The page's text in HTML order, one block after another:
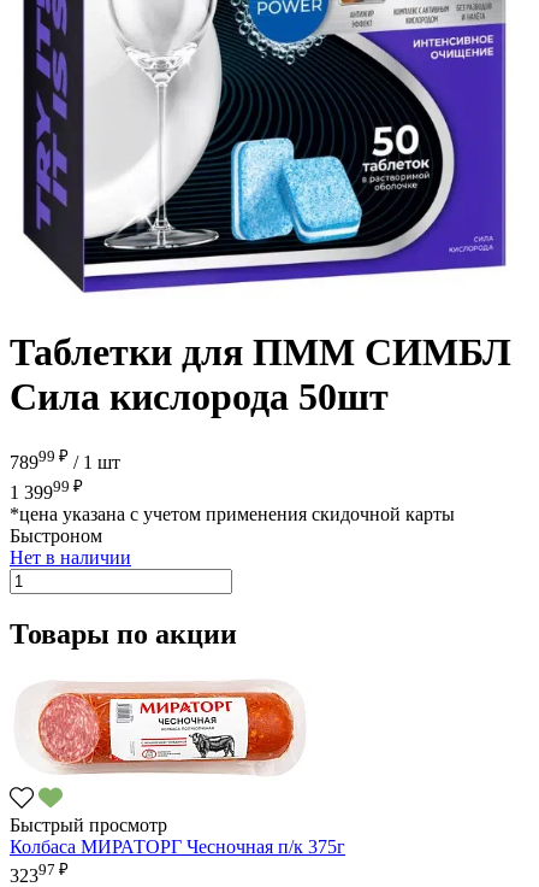
Таблетки для ПММ СИМБЛ
Сила кислорода 50шт
78999 ₽ / 1 шт
1 39999 ₽
*цена указана с учетом применения скидочной карты
Быстроном
Нет в наличии
Товары по акции
Быстрый просмотр
Колбаса МИРАТОРГ Чесночная п/к 375г
32397 ₽